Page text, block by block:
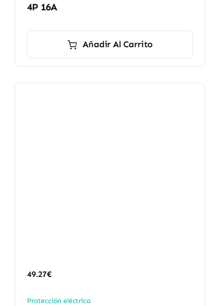
4P 16A
Añadir Al Carrito
49.27€
Protección eléctrica